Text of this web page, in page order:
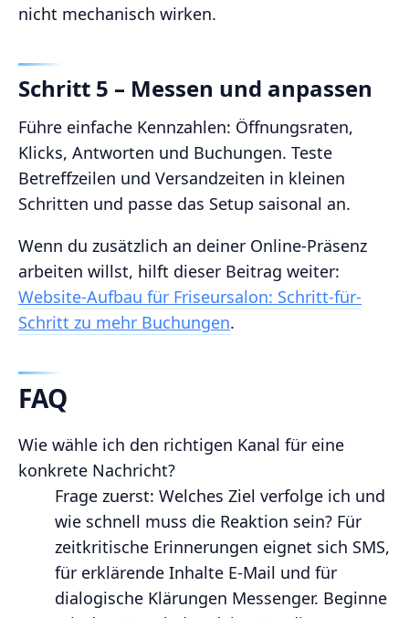
nicht mechanisch wirken.
Schritt 5 – Messen und anpassen
Führe einfache Kennzahlen: Öffnungsraten,
Klicks, Antworten und Buchungen. Teste
Betreffzeilen und Versandzeiten in kleinen
Schritten und passe das Setup saisonal an.
Wenn du zusätzlich an deiner Online-Präsenz
arbeiten willst, hilft dieser Beitrag weiter:
Website-Aufbau für Friseursalon: Schritt-für-
Schritt zu mehr Buchungen.
FAQ
Wie wähle ich den richtigen Kanal für eine
konkrete Nachricht?
Frage zuerst: Welches Ziel verfolge ich und
wie schnell muss die Reaktion sein? Für
zeitkritische Erinnerungen eignet sich SMS,
für erklärende Inhalte E-Mail und für
dialogische Klärungen Messenger. Beginne